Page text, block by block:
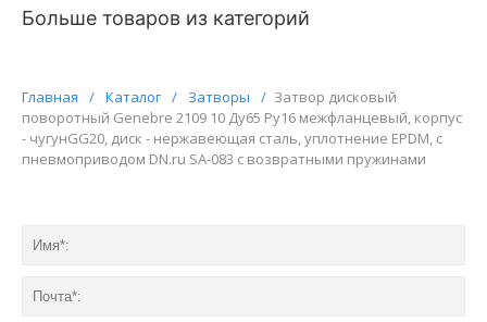
Больше товаров из категорий
Главная / Каталог / Затворы / Затвор дисковый
поворотный Genebre 2109 10 Ду65 Ру16 межфланцевый, корпус
- чугунGG20, диск - нержавеющая сталь, уплотнение EPDM, с
пневмоприводом DN.ru SA-083 с возвратными пружинами